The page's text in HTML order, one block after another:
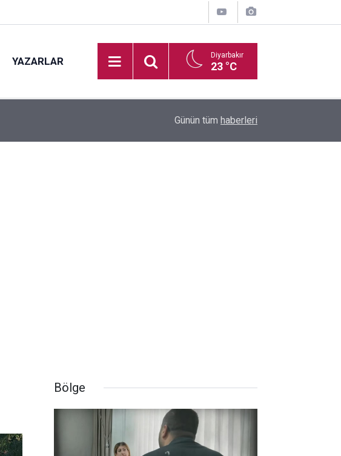
YAZARLAR Diyarbakır
23 °C
Diyarbakır'da boş arazide ceset bulundu
Günün tüm haberleri
Bölge